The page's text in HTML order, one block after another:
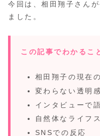
今回は、相田翔子さん
ました。
この記事でわかるこ
相田翔子の現在
変わらない透明
インタビューで
自然体なライフ
SNSでの反応